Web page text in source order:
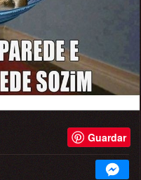
Guardar